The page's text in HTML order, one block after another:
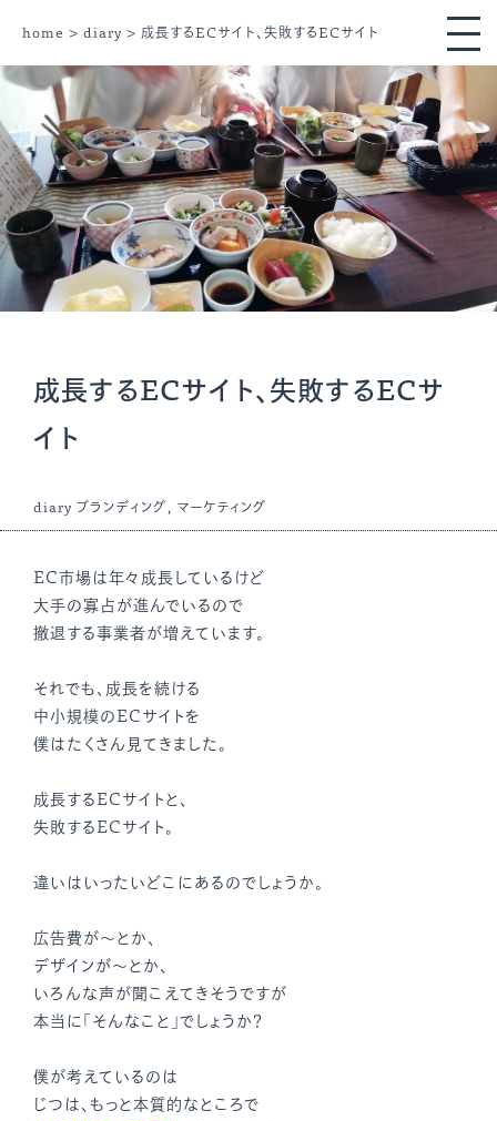
home > diary > 成長するECサイト、失敗するECサイト
成長するECサイト、失敗するECサ
イト
diary ブランディング マーケティング
EC市場は年々成長しているけど
大手の寡占が進んでいるので
撤退する事業者が増えています。
それでも、成長を続ける
中小規模のECサイトを
僕はたくさん見てきました。
成長するECサイトと、
失敗するECサイト。
違いはいったいどこにあるのでしょうか。
広告費が〜とか、
デザインが〜とか、
いろんな声が聞こえてきそうですが
本当に「そんなこと」でしょうか？
僕が考えているのは
じつは、もっと本質的なところで